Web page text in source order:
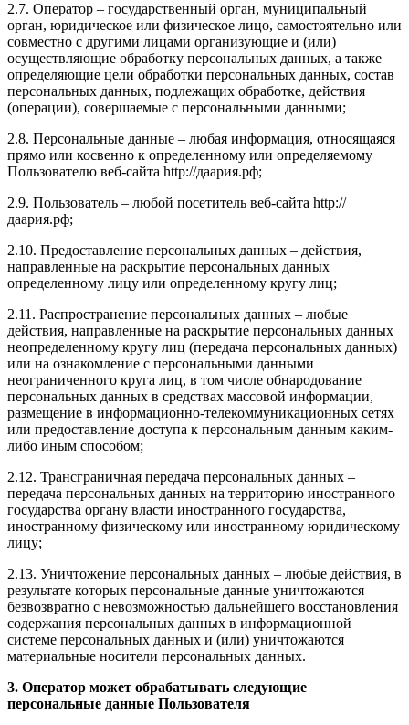
2.7. Оператор – государственный орган, муниципальный
орган, юридическое или физическое лицо, самостоятельно или
совместно с другими лицами организующие и (или)
осуществляющие обработку персональных данных, а также
определяющие цели обработки персональных данных, состав
персональных данных, подлежащих обработке, действия
(операции), совершаемые с персональными данными;
2.8. Персональные данные – любая информация, относящаяся
прямо или косвенно к определенному или определяемому
Пользователю веб-сайта http://даария.рф;
2.9. Пользователь – любой посетитель веб-сайта http://
даария.рф;
2.10. Предоставление персональных данных – действия,
направленные на раскрытие персональных данных
определенному лицу или определенному кругу лиц;
2.11. Распространение персональных данных – любые
действия, направленные на раскрытие персональных данных
неопределенному кругу лиц (передача персональных данных)
или на ознакомление с персональными данными
неограниченного круга лиц, в том числе обнародование
персональных данных в средствах массовой информации,
размещение в информационно-телекоммуникационных сетях
или предоставление доступа к персональным данным каким-
либо иным способом;
2.12. Трансграничная передача персональных данных –
передача персональных данных на территорию иностранного
государства органу власти иностранного государства,
иностранному физическому или иностранному юридическому
лицу;
2.13. Уничтожение персональных данных – любые действия, в
результате которых персональные данные уничтожаются
безвозвратно с невозможностью дальнейшего восстановления
содержания персональных данных в информационной
системе персональных данных и (или) уничтожаются
материальные носители персональных данных.
3. Оператор может обрабатывать следующие
персональные данные Пользователя